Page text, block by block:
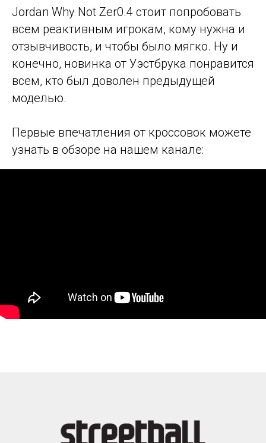
Jordan Why Not Zer0.4 стоит попробовать
всем реактивным игрокам, кому нужна и
отзывчивость, и чтобы было мягко. Ну и
конечно, новинка от Уэстбрука понравится
всем, кто был доволен предыдущей
моделью.
Первые впечатления от кроссовок можете
узнать в обзоре на нашем канале: